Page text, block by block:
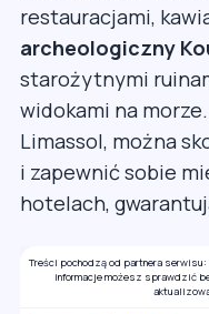
restauracjami,
archeologiczny
starożytnymi
widokami na
Limassol, można
i zapewnić sobie
hotelach,
Treści pochodzą od partnera
informacje możesz sprawdzić